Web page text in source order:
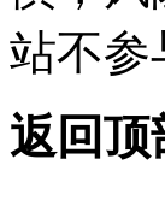
站不参
返回顶